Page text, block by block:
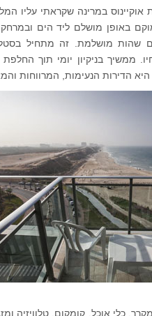
במרינה שקראתי עליו
באופן מושלם ליד הים
מושלמת. זה מתחיל בסטלה
ממשיך בניקיון יומי תוך
הדירות הנעימות, המרווחות
כלי אוכל, קומקום, טלוויזיה